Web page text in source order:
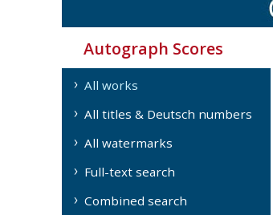
Autograph Scores
All works
All titles & Deutsch numbers
All watermarks
Full-text search
Combined search